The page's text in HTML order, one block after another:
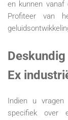
en kunnen vanaf
Profiteer van
Ex
Indien u
specifiek over